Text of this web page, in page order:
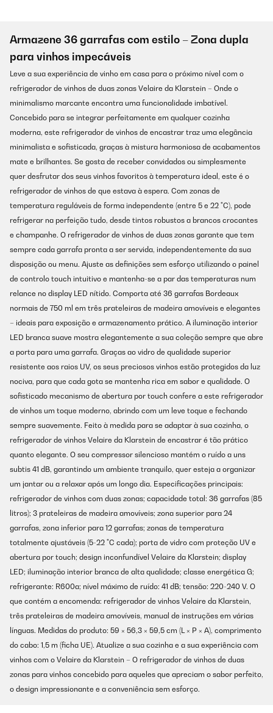
Armazene 36 garrafas com estilo – Zona dupla
para vinhos impecáveis
Leve a sua experiência de vinho em casa para o próximo nível com o
refrigerador de vinhos de duas zonas Velaire da Klarstein – Onde o
minimalismo marcante encontra uma funcionalidade imbatível.
Concebido para se integrar perfeitamente em qualquer cozinha
moderna, este refrigerador de vinhos de encastrar traz uma elegância
minimalista e sofisticada, graças à mistura harmoniosa de acabamentos
mate e brilhantes. Se gosta de receber convidados ou simplesmente
quer desfrutar dos seus vinhos favoritos à temperatura ideal, este é o
refrigerador de vinhos de que estava à espera. Com zonas de
temperatura reguláveis de forma independente (entre 5 e 22 °C), pode
refrigerar na perfeição tudo, desde tintos robustos a brancos crocantes
e champanhe. O refrigerador de vinhos de duas zonas garante que tem
sempre cada garrafa pronta a ser servida, independentemente da sua
disposição ou menu. Ajuste as definições sem esforço utilizando o painel
de controlo touch intuitivo e mantenha-se a par das temperaturas num
relance no display LED nítido. Comporta até 36 garrafas Bordeaux
normais de 750 ml em três prateleiras de madeira amovíveis e elegantes
– ideais para exposição e armazenamento prático. A iluminação interior
LED branca suave mostra elegantemente a sua coleção sempre que abre
a porta para uma garrafa. Graças ao vidro de qualidade superior
resistente aos raios UV, os seus preciosos vinhos estão protegidos da luz
nociva, para que cada gota se mantenha rica em sabor e qualidade. O
sofisticado mecanismo de abertura por touch confere a este refrigerador
de vinhos um toque moderno, abrindo com um leve toque e fechando
sempre suavemente. Feito à medida para se adaptar à sua cozinha, o
refrigerador de vinhos Velaire da Klarstein de encastrar é tão prático
quanto elegante. O seu compressor silencioso mantém o ruído a uns
subtis 41 dB, garantindo um ambiente tranquilo, quer esteja a organizar
um jantar ou a relaxar após um longo dia. Especificações principais:
refrigerador de vinhos com duas zonas; capacidade total: 36 garrafas (85
litros); 3 prateleiras de madeira amovíveis; zona superior para 24
garrafas, zona inferior para 12 garrafas; zonas de temperatura
totalmente ajustáveis (5-22 °C cada); porta de vidro com proteção UV e
abertura por touch; design inconfundível Velaire da Klarstein; display
LED; iluminação interior branca de alta qualidade; classe energética G;
refrigerante: R600a; nível máximo de ruído: 41 dB; tensão: 220-240 V. O
que contém a encomenda: refrigerador de vinhos Velaire da Klarstein,
três prateleiras de madeira amovíveis, manual de instruções em várias
línguas. Medidas do produto: 59 × 56,3 × 59,5 cm (L × P × A), comprimento
do cabo: 1,5 m (ficha UE). Atualize a sua cozinha e a sua experiência com
vinhos com o Velaire da Klarstein – O refrigerador de vinhos de duas
zonas para vinhos concebido para aqueles que apreciam o sabor perfeito,
o design impressionante e a conveniência sem esforço.